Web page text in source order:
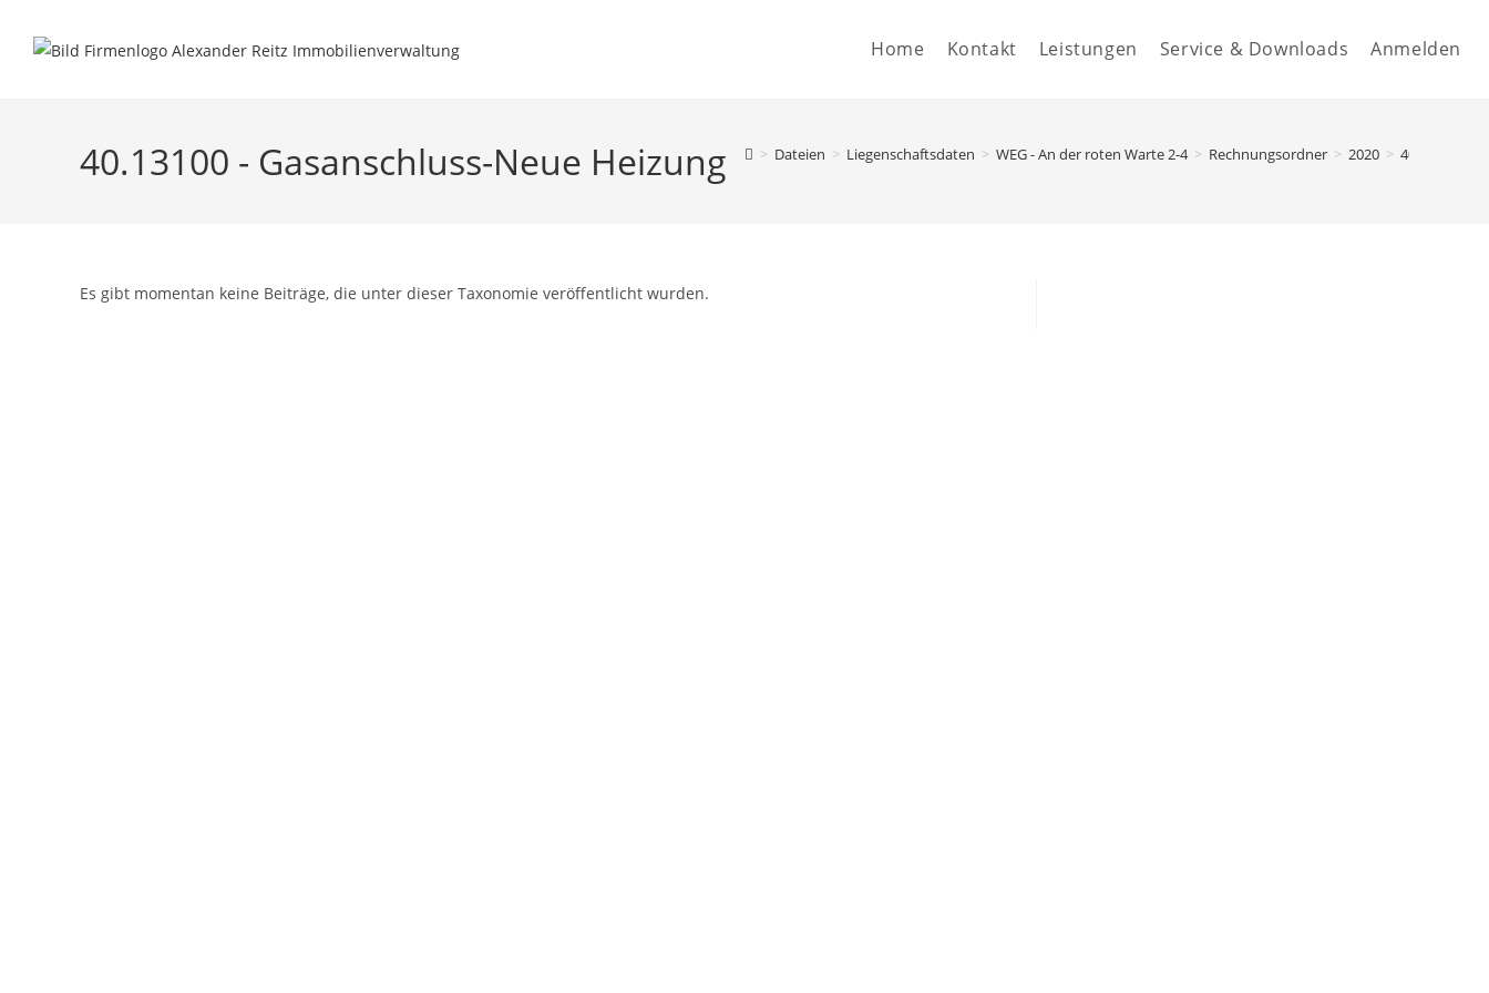
Inhalt
Home Kontakt Leistungen Service & Downloads Anmelden
40.13100 - Gasanschluss-Neue Heizung > Dateien > Liegenschaftsdaten > WEG - An der roten Warte 2-4 > Rechnungsordner > 2020 > 40.13100 -
Es gibt momentan keine Beiträge, die unter dieser Taxonomie veröffentlicht wurden.